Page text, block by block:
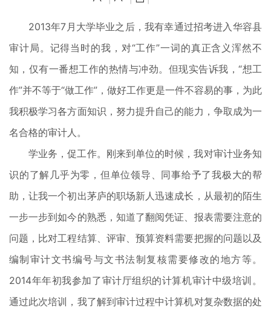
2013年7月大学毕业之后，我有幸通过招考进入华容县
审计局。记得当时的我，对“工作”一词的真正含义浑然不
知，仅有一番想工作的热情与冲劲。但现实告诉我，“想工
作”并不等于“做工作”，做好工作更是一件不容易的事，为此
我积极学习各方面知识，努力提升自己的能力，争取成为一
名合格的审计人。
学业务，促工作。刚来到单位的时候，我对审计业务知
识的了解几乎为零，但单位领导、同事给予了我极大的帮
助，让我一个初出茅庐的职场新人迅速成长，从最初的陌生
一步一步到如今的熟悉，知道了翻阅凭证、报表需要注意的
问题，比对工程结算、评审、预算资料需要把握的问题以及
编制审计文书编号与文书法制复核需要修改的地方等。
2014年年初我参加了审计厅组织的计算机审计中级培训。
通过此次培训，我了解到审计过程中计算机对复杂数据的处